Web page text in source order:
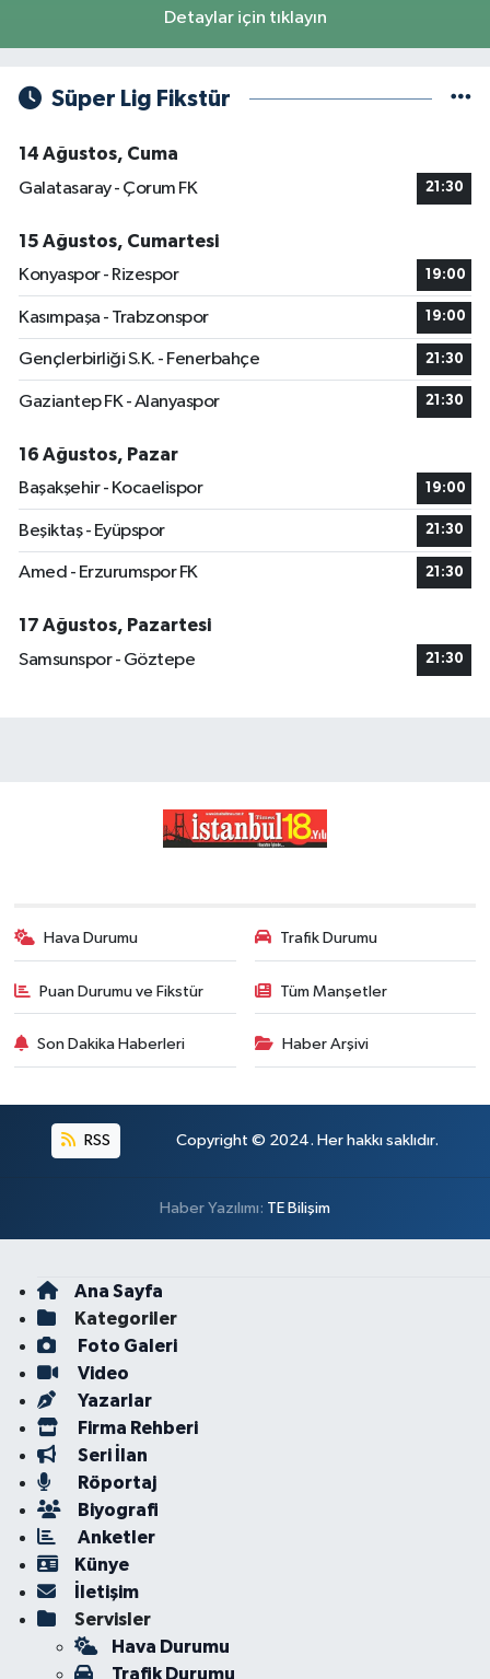
Detaylar için tıklayın
Süper Lig Fikstür
14 Ağustos, Cuma
Galatasaray - Çorum FK
21:30
15 Ağustos, Cumartesi
Konyaspor - Rizespor
19:00
Kasımpaşa - Trabzonspor 19:00
Gençlerbirliği S.K. - Fenerbahçe 21:30
Gaziantep FK - Alanyaspor 21:30
16 Ağustos, Pazar
Başakşehir - Kocaelispor
19:00
Beşiktaş - Eyüpspor 21:30
Amed - Erzurumspor FK 21:30
17 Ağustos, Pazartesi
Samsunspor - Göztepe
21:30
Hava Durumu Trafik Durumu
Puan Durumu ve Fikstür Tüm Manşetler
Son Dakika Haberleri Haber Arşivi
RSS Copyright © 2024. Her hakkı saklıdır.
Haber Yazılımı: TE Bilişim
Ana Sayfa
Kategoriler
Foto Galeri
Video
Yazarlar
Firma Rehberi
Seri İlan
Röportaj
Biyografi
Anketler
Künye
İletişim
Servisler
Hava Durumu
Trafik Durumu